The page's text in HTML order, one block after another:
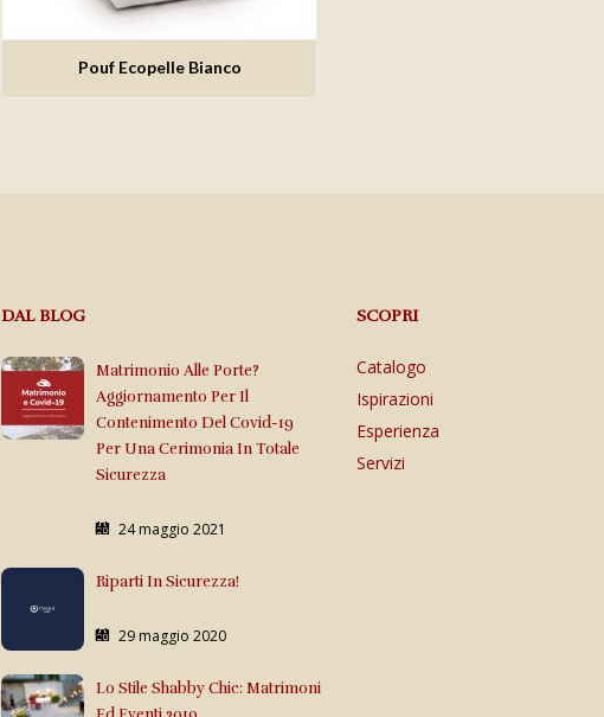
Aggiungi alla lista dei desideri
Pouf Ecopelle Bianco
DAL BLOG
Matrimonio Alle Porte?
Aggiornamento Per Il
Contenimento Del Covid-19
Per Una Cerimonia In Totale
Sicurezza
24 maggio 2021
Riparti In Sicurezza!
29 maggio 2020
Lo Stile Shabby Chic: Matrimoni
SCOPRI
Catalogo
Ispirazioni
Esperienza
Servizi